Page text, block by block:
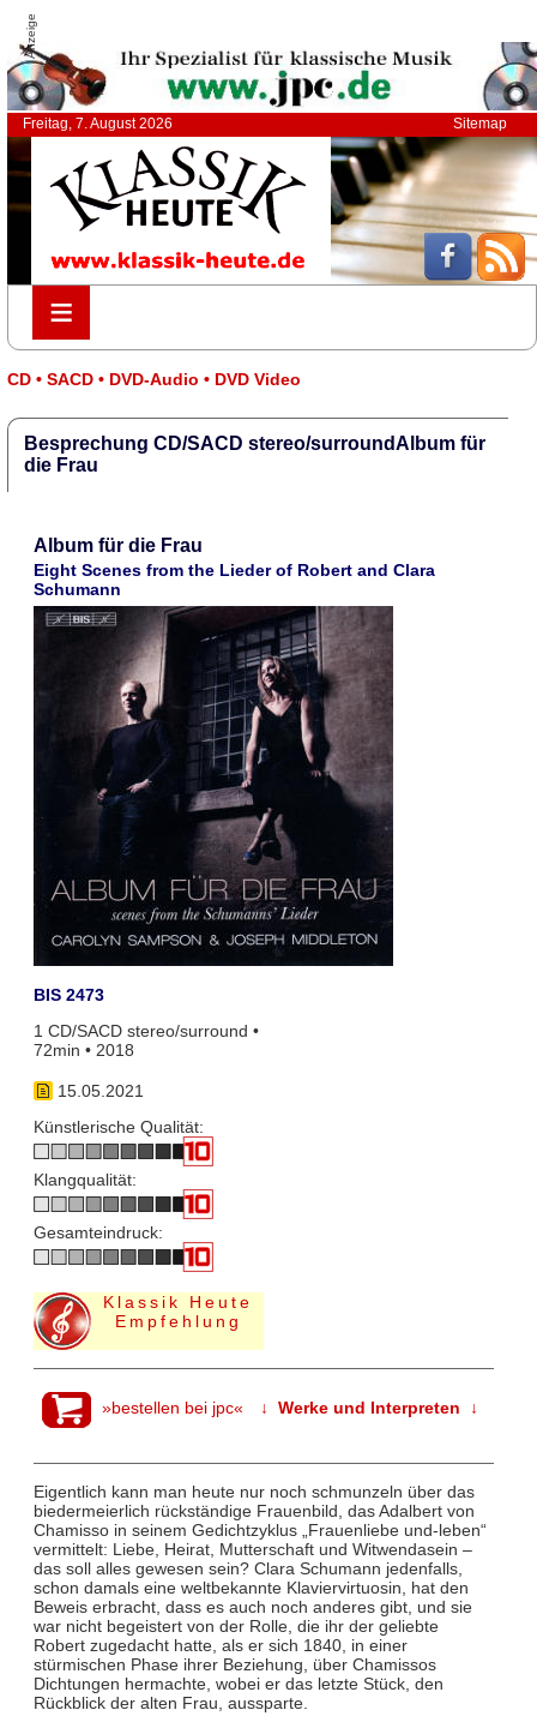
Anzeige
Freitag, 7. August 2026 Sitemap
≡
≡
CD • SACD • DVD-Audio • DVD Video
Besprechung CD/SACD stereo/surroundAlbum für
die Frau
Album für die Frau
Eight Scenes from the Lieder of Robert and Clara
Schumann
BIS 2473
1 CD/SACD stereo/surround •
72min • 2018
15.05.2021
Künstlerische Qualität:
Klangqualität:
Gesamteindruck:
Klassik Heute
Empfehlung
»bestellen bei jpc« ↓ Werke und Interpreten ↓
Eigentlich kann man heute nur noch schmunzeln über das
biedermeierlich rückständige Frauenbild, das Adalbert von
Chamisso in seinem Gedichtzyklus „Frauenliebe und-leben“
vermittelt: Liebe, Heirat, Mutterschaft und Witwendasein –
das soll alles gewesen sein? Clara Schumann jedenfalls,
schon damals eine weltbekannte Klaviervirtuosin, hat den
Beweis erbracht, dass es auch noch anderes gibt, und sie
war nicht begeistert von der Rolle, die ihr der geliebte
Robert zugedacht hatte, als er sich 1840, in einer
stürmischen Phase ihrer Beziehung, über Chamissos
Dichtungen hermachte, wobei er das letzte Stück, den
Rückblick der alten Frau, aussparte.